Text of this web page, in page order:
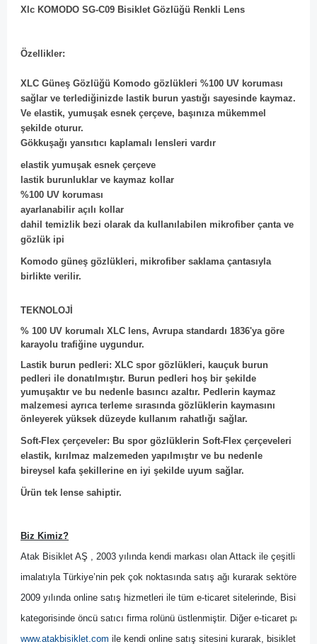
Xlc KOMODO SG-C09 Bisiklet Gözlüğü Renkli Lens
Özellikler:
XLC Güneş Gözlüğü Komodo gözlükleri %100 UV koruması
sağlar ve terlediğinizde lastik burun yastığı sayesinde kaymaz.
Ve elastik, yumuşak esnek çerçeve, başınıza mükemmel
şekilde oturur.
Gökkuşağı yansıtıcı kaplamalı lensleri vardır
elastik yumuşak esnek çerçeve
lastik burunluklar ve kaymaz kollar
%100 UV koruması
ayarlanabilir açılı kollar
dahil temizlik bezi olarak da kullanılabilen mikrofiber çanta ve
gözlük ipi
Komodo güneş gözlükleri, mikrofiber saklama çantasıyla
birlikte verilir.
TEKNOLOJİ
% 100 UV korumalı XLC lens, Avrupa standardı 1836'ya göre
karayolu trafiğine uygundur.
Lastik burun pedleri: XLC spor gözlükleri, kauçuk burun
pedleri ile donatılmıştır. Burun pedleri hoş bir şekilde
yumuşaktır ve bu nedenle basıncı azaltır. Pedlerin kaymaz
malzemesi ayrıca terleme sırasında gözlüklerin kaymasını
önleyerek yüksek düzeyde kullanım rahatlığı sağlar.
Soft-Flex çerçeveler: Bu spor gözlüklerin Soft-Flex çerçeveleri
elastik, kırılmaz malzemeden yapılmıştır ve bu nedenle
bireysel kafa şekillerine en iyi şekilde uyum sağlar.
Ürün tek lense sahiptir.
Biz Kimiz?
Atak Bisiklet AŞ , 2003 yılında kendi markası olan Attack ile çeşitli
imalatıyla Türkiye’nin pek çok noktasında satış ağı kurarak sektöre
2009 yılında online satış hizmetleri ile tüm e-ticaret sitelerinde,
kategorisinde öncü satıcı firma rolünü üstlenmiştir. Diğer e-ticaret
www.atakbisiklet.com ile kendi online satış sitesini kurarak, bisiklet